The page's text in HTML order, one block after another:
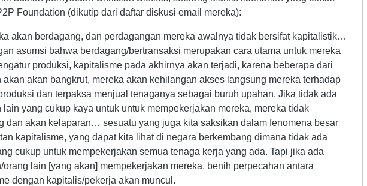
Foundation (dikutip dari daftar diskusi email mereka):
akan berdagang, dan perdagangan mereka awalnya tidak bersifat kapitalistik…
asumsi bahwa berdagang/bertransaksi merupakan cara utama untuk mereka
produksi, kapitalisme pada akhirnya akan terjadi, karena beberapa dari
akan akan bangkrut, mereka akan kehilangan akses langsung mereka terhadap
dan terpaksa menjual tenaganya sebagai buruh upahan. Jika tidak ada
lain yang cukup kaya untuk untuk mempekerjakan mereka, mereka tidak
dan akan kelaparan… sesuatu yang juga kita saksikan dalam fenomena besar
kapitalisme, yang dapat kita lihat di negara berkembang dimana tidak ada
cukup untuk mempekerjakan semua tenaga kerja yang ada. Tapi jika ada
orang lain [yang akan] mempekerjakan mereka, benih perpecahan antara
dengan kapitalis/pekerja akan muncul.